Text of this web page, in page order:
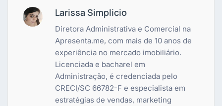
Larissa Simplicio
Diretora Administrativa e Comercial na
Apresenta.me, com mais de 10 anos de
experiência no mercado imobiliário.
Licenciada e bacharel em
Administração, é credenciada pelo
CRECI/SC 66782-F e especialista em
estratégias de vendas, marketing